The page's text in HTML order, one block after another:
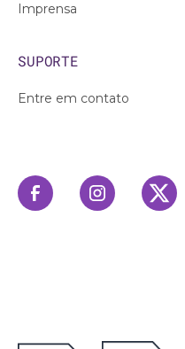
Imprensa
SUPORTE
Entre em contato